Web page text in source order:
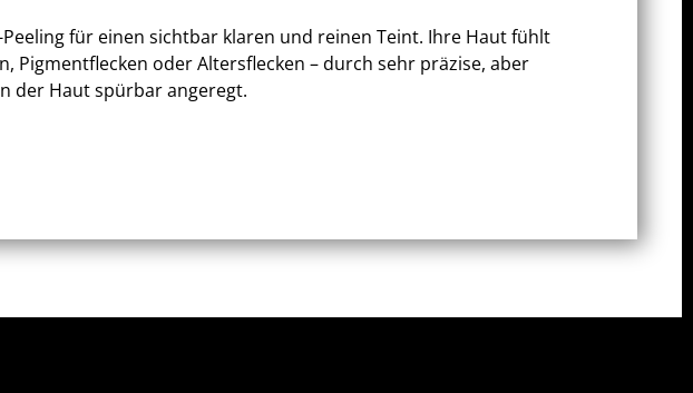
für einen sichtbar klaren und reinen Teint. Ihre Haut fühlt
Pigmentflecken oder Altersflecken – durch sehr präzise, aber
der Haut spürbar angeregt.